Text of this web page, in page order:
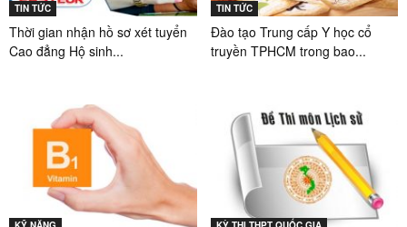
TIN TỨC
Thời gian nhận hồ sơ xét tuyển
Cao đẳng Hộ sinh...
TIN TỨC
Đào tạo Trung cấp Y học cổ
truyền TPHCM trong bao...